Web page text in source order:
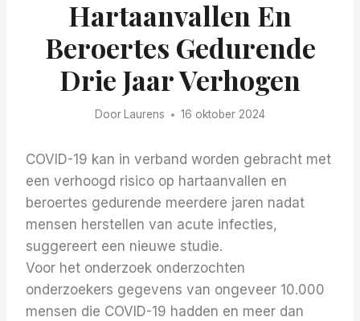
Hartaanvallen En
Beroertes Gedurende
Drie Jaar Verhogen
Door Laurens 16 oktober 2024
COVID-19 kan in verband worden gebracht met
een verhoogd risico op hartaanvallen en
beroertes gedurende meerdere jaren nadat
mensen herstellen van acute infecties,
suggereert een nieuwe studie.
Voor het onderzoek onderzochten
onderzoekers gegevens van ongeveer 10.000
mensen die COVID-19 hadden en meer dan